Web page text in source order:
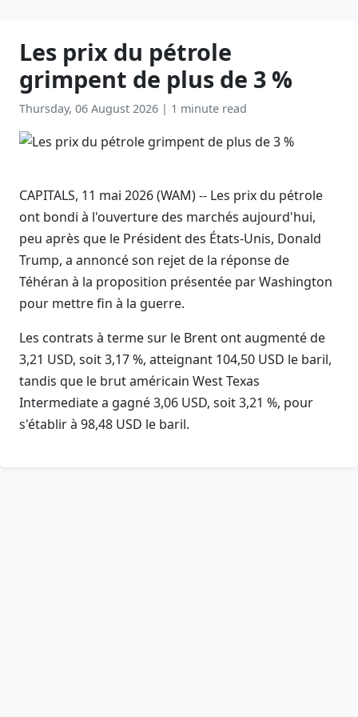
Les prix du pétrole
grimpent de plus de 3 %
Thursday, 06 August 2026 | 1 minute read
CAPITALS, 11 mai 2026 (WAM) -- Les prix du pétrole
ont bondi à l'ouverture des marchés aujourd'hui,
peu après que le Président des États-Unis, Donald
Trump, a annoncé son rejet de la réponse de
Téhéran à la proposition présentée par Washington
pour mettre fin à la guerre.
Les contrats à terme sur le Brent ont augmenté de
3,21 USD, soit 3,17 %, atteignant 104,50 USD le baril,
tandis que le brut américain West Texas
Intermediate a gagné 3,06 USD, soit 3,21 %, pour
s'établir à 98,48 USD le baril.